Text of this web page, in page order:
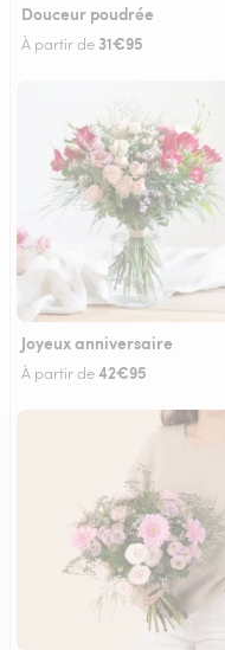
Douceur poudrée
À partir de 31€95
Joyeux anniversaire
À partir de42€95